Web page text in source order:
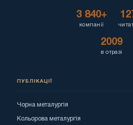
3 840+
компанії
2009
в отразі
ПУБЛІКАЦІЇ
Чорна металургія
Кольорова металургія